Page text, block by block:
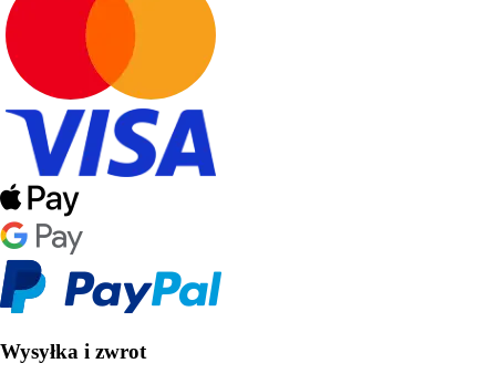
Wysyłka i zwrot